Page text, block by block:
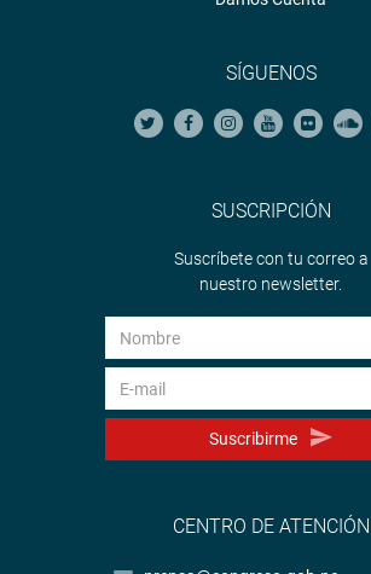
SÍGUENOS
SUSCRIPCIÓN
Suscríbete con tu correo a
nuestro newsletter.
Suscribirme
CENTRO DE ATENCIÓN